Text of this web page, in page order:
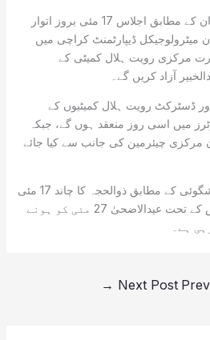
وزارت مذہبی امور کے ترجمان کے مطابق اجلاس 17 مئی بروز اتوار
پاکستان میٹرولوجیکل ڈیپارٹمنٹ کراچی میں
مرکزی رویت ہلال کمیٹی کے
آزاد کریں گے۔
ڈسٹرکٹ رویت ہلال کمیٹیوں کے
میں اسی روز منعقد ہوں گے، جبکہ
مرکزی چیئرمین کی جانب سے کیا جائے
دوسری جانب سپارکو کی پیشگوئی کے مطابق ذوالحجہ کا چاند 17 مئی
کو نظر آنے کا امکان ہے، جس کے تحت عیدالاضحیٰ 27 مئی کو ہونے
ہے۔
Next Post
→